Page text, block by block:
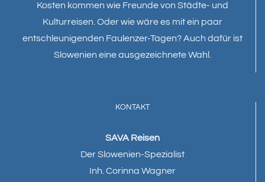
Kosten kommen wie Freunde von Städte- und
Kulturreisen. Oder wie wäre es mit ein paar
entschleunigenden Faulenzer-Tagen? Auch dafür ist
Slowenien eine ausgezeichnete Wahl.
KONTAKT
SAVA Reisen
Der Slowenien-Spezialist
Inh. Corinna Wagner